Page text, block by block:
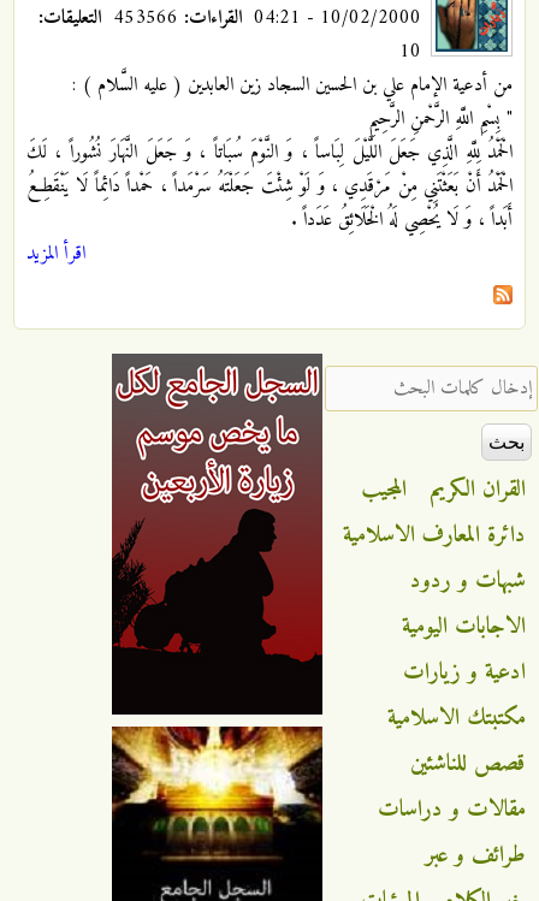
10/02/2000 - 04:21 القراءات:
التعليقات:
10
من أدعية الإمام علي بن الحسين السجاد زين العابدين ( عليه السَّلام ) :
" بِسْمِ اللَّهِ الرَّحْمنِ الرَّحِيمِ
الْحَمْدُ لِلَّهِ الَّذِي جَعَلَ اللَّيْلَ لِبَاساً ، وَ النَّوْمَ سُبَاتاً ، وَ جَعَلَ النَّهَارَ نُشُوراً ، لَكَ
الْحَمْدُ أَنْ بَعَثْتَنِي مِنْ مَرْقَدِي ، وَ لَوْ شِئْتَ جَعَلْتَهُ سَرْمَداً ، حَمْداً دَائِماً لَا يَنْقَطِعُ
أَبَداً ، وَ لَا يُحْصِي لَهُ الْخَلَائِقُ عَدَداً .
اقرأ المزيد
‏إدخال كلمات البحث ‏
القران الكريم
المجيب
دائرة المعارف الاسلامية
شبهات و ردود
الاجابات اليومية
ادعية و زيارات
مكتبتك الاسلامية
قصص للناشئين
مقالات و دراسات
طرائف و عبر